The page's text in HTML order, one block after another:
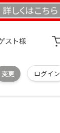
詳しくはこちら
スト様
変更 ログイン